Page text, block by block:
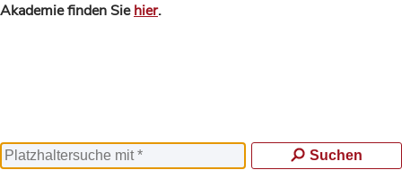
Akademie finden Siehier.
Suchen